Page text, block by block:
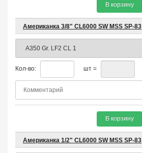
В корзину
Американка 3/8" CL6000 SW MSS SP-83
Кол-во: шт =
В корзину
Американка 1/2" CL6000 SW MSS SP-83